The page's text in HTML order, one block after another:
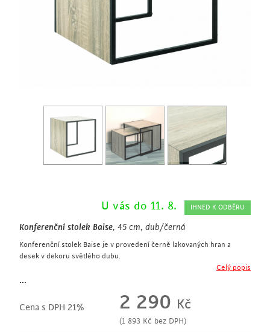
U vás do 11. 8. IHNED K ODBĚRU
Konferenční stolek Baise, 45 cm, dub/černá
Konferenční stolek Baise je v provedení černě lakovaných hran a
desek v dekoru světlého dubu.
hrany lakované v černé barvě
police z MDF desky
...
Celý popis
Cena s DPH 21% 2 290 Kč
(1 893 Kč bez DPH)